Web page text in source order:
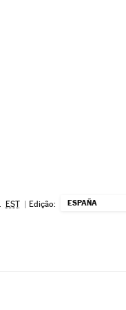
EST | Edição: ESPAÑA